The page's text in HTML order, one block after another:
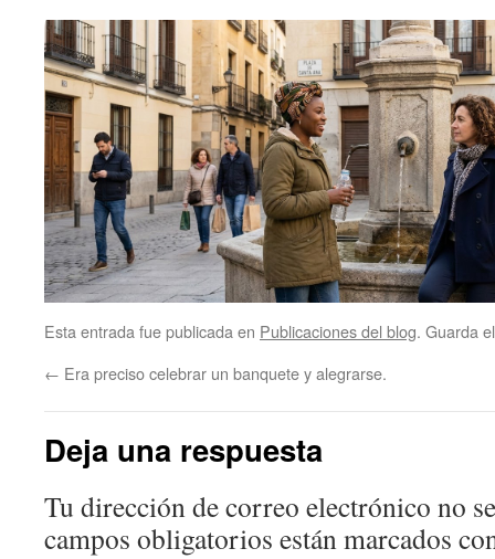
Esta entrada fue publicada en Publicaciones del blog. Guarda
← Era preciso celebrar un banquete y alegrarse.
Deja una respuesta
Tu dirección de correo electrónico no
campos obligatorios están marcados